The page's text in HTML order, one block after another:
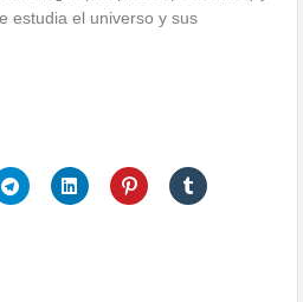
estudia el universo y sus